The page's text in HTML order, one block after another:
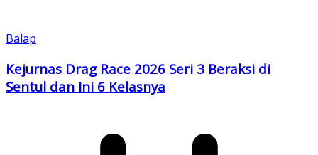
Balap
Kejurnas Drag Race 2026 Seri 3 Beraksi di
Sentul dan Ini 6 Kelasnya